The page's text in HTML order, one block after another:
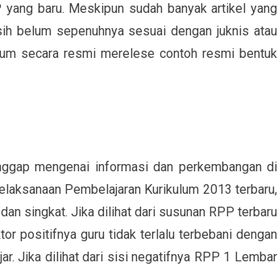
baru. Meskipun sudah banyak artikel yang
belum sepenuhnya sesuai dengan juknis atau
secara resmi merelese contoh resmi bentuk
mengenai informasi dan perkembangan di
Pembelajaran Kurikulum 2013 terbaru,
singkat. Jika dilihat dari susunan RPP terbaru
positifnya guru tidak terlalu terbebani dengan
Jika dilihat dari sisi negatifnya RPP 1 Lembar